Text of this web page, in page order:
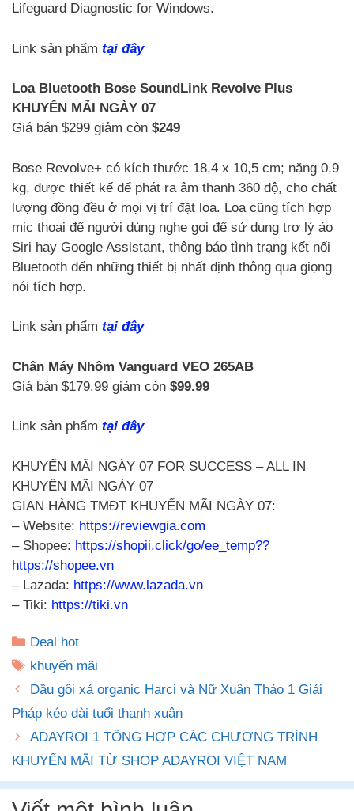
Lifeguard Diagnostic for Windows.
Link sản phẩm tại đây
Loa Bluetooth Bose SoundLink Revolve Plus
KHUYẾN MÃI NGÀY 07
Giá bán $299 giảm còn $249
Bose Revolve+ có kích thước 18,4 x 10,5 cm; nặng 0,9
kg, được thiết kế để phát ra âm thanh 360 độ, cho chất
lượng đồng đều ở mọi vị trí đặt loa. Loa cũng tích hợp
mic thoại để người dùng nghe gọi để sử dụng trợ lý ảo
Siri hay Google Assistant, thông báo tình trạng kết nối
Bluetooth đến những thiết bị nhất định thông qua giọng
nói tích hợp.
Link sản phẩm tại đây
Chân Máy Nhôm Vanguard VEO 265AB
Giá bán $179.99 giảm còn $99.99
Link sản phẩm tại đây
KHUYẾN MÃI NGÀY 07 FOR SUCCESS – ALL IN
KHUYẾN MÃI NGÀY 07
GIAN HÀNG TMĐT KHUYẾN MÃI NGÀY 07:
– Website: https://reviewgia.com
– Shopee: https://shopii.click/go/ee_temp??
https://shopee.vn
– Lazada: https://www.lazada.vn
– Tiki: https://tiki.vn
Danh
mục
Deal hot
Thẻ
khuyến mãi
Dầu gội xả organic Harci và Nữ Xuân Thảo 1 Giải
Pháp kéo dài tuổi thanh xuân
ADAYROI 1 TỔNG HỢP CÁC CHƯƠNG TRÌNH
KHUYẾN MÃI TỪ SHOP ADAYROI VIỆT NAM